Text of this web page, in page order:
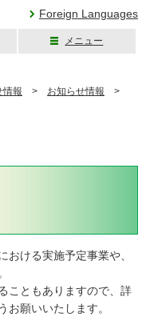
Foreign Languages
メニュー
情報 > お知らせ情報 >
ける実施予定事業や、
こともありますので、詳
お願いいたします。